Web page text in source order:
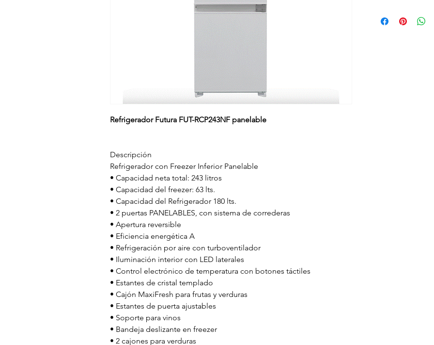
Refrigerador Futura FUT-RCP243NF panelable
Descripción
Refrigerador con Freezer Inferior Panelable
• Capacidad neta total: 243 litros
• Capacidad del freezer: 63 lts.
• Capacidad del Refrigerador 180 lts.
• 2 puertas PANELABLES, con sistema de correderas
• Apertura reversible
• Eficiencia energética A
• Refrigeración por aire con turboventilador
• Iluminación interior con LED laterales
• Control electrónico de temperatura con botones táctiles
• Estantes de cristal templado
• Cajón MaxiFresh para frutas y verduras
• Estantes de puerta ajustables
• Soporte para vinos
• Bandeja deslizante en freezer
• 2 cajones para verduras